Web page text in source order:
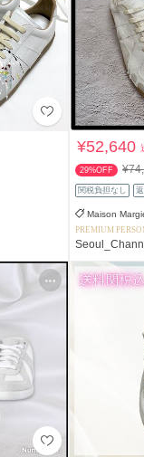
¥52,640
29%OFF
関税負担なし
Maison
PREMIUM